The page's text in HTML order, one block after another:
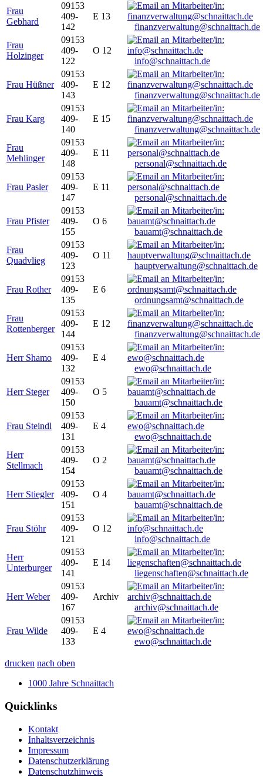
Frau
Gebhard
09153
409-
142
E 13
finanzverwaltung@schnaittach.de
Frau
Holzinger
09153
409-
122
O 12
info@schnaittach.de
Frau Hüßner
09153
409-
143
E 12
finanzverwaltung@schnaittach.de
Frau Karg
09153
409-
140
E 15
finanzverwaltung@schnaittach.de
Frau
Mehlinger
09153
409-
148
E 11
personal@schnaittach.de
Frau Pasler
09153
409-
147
E 11
personal@schnaittach.de
Frau Pfister
09153
409-
155
O 6
bauamt@schnaittach.de
Frau
Quadvlieg
09153
409-
123
O 11
hauptverwaltung@schnaittach.de
Frau Rother
09153
409-
135
E 6
ordnungsamt@schnaittach.de
Frau
Rottenberger
09153
409-
144
E 12
finanzverwaltung@schnaittach.de
Herr Shamo
09153
409-
132
E 4
ewo@schnaittach.de
Herr Steger
09153
409-
150
O 5
bauamt@schnaittach.de
Frau Steindl
09153
409-
131
E 4
ewo@schnaittach.de
Herr
Stellmach
09153
409-
154
O 2
bauamt@schnaittach.de
Herr Stiegler
09153
409-
151
O 4
bauamt@schnaittach.de
Frau Stöhr
09153
409-
121
O 12
info@schnaittach.de
Herr
Unterburger
09153
409-
141
E 14
liegenschaften@schnaittach.de
Herr Weber
09153
409-
167
Archiv
archiv@schnaittach.de
Frau Wilde
09153
409-
133
E 4
ewo@schnaittach.de
drucken nach oben
1000 Jahre Schnaittach
Quicklinks
Kontakt
Inhaltsverzeichnis
Impressum
Datenschutzerklärung
Datenschutzhinweis